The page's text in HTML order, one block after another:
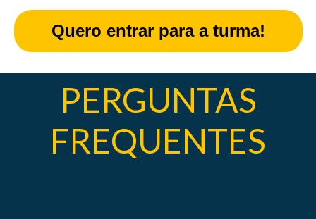
Quero entrar para a turma!
PERGUNTAS
FREQUENTES